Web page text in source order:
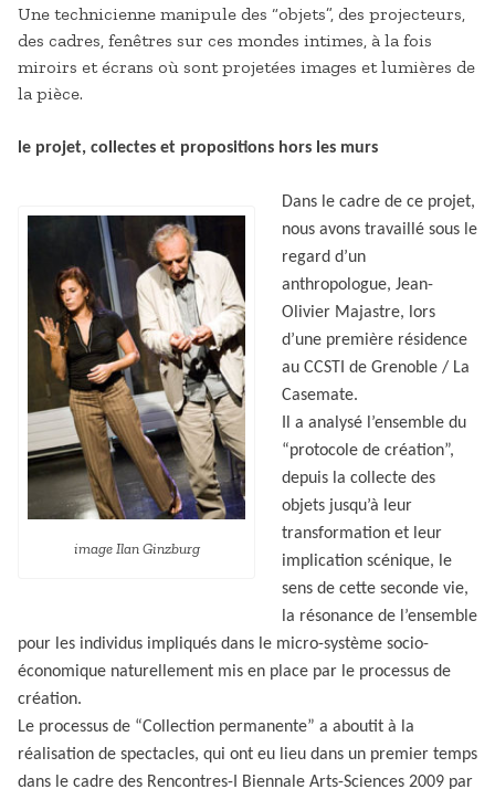
Une technicienne manipule des “objets”, des projecteurs,
des cadres, fenêtres sur ces mondes intimes, à la fois
miroirs et écrans où sont projetées images et lumières de
la pièce.
le projet, collectes et propositions hors les murs
image Ilan Ginzburg
Dans le cadre de ce projet,
nous avons travaillé sous le
regard d’un
anthropologue, Jean-
Olivier Majastre, lors
d’une première résidence
au CCSTI de Grenoble / La
Casemate.
Il a analysé l’ensemble du
“protocole de création”,
depuis la collecte des
objets jusqu’à leur
transformation et leur
implication scénique, le
sens de cette seconde vie,
la résonance de l’ensemble
pour les individus impliqués dans le micro-système socio-
économique naturellement mis en place par le processus de
création.
Le processus de “Collection permanente” a aboutit à la
réalisation de spectacles, qui ont eu lieu dans un premier temps
dans le cadre des Rencontres-I Biennale Arts-Sciences 2009 par